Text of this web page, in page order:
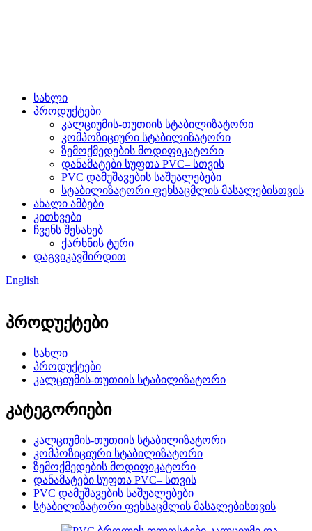
სახლი
პროდუქტები
კალციუმის-თუთიის სტაბილიზატორი
კომპოზიციური სტაბილიზატორი
ზემოქმედების მოდიფიკატორი
დანამატები სუფთა PVC– სთვის
PVC დამუშავების საშუალებები
სტაბილიზატორი ფეხსაცმლის მასალებისთვის
ახალი ამბები
კითხვები
ჩვენს შესახებ
ქარხნის ტური
დაგვიკავშირდით
English
პროდუქტები
სახლი
პროდუქტები
კალციუმის-თუთიის სტაბილიზატორი
კატეგორიები
კალციუმის-თუთიის სტაბილიზატორი
კომპოზიციური სტაბილიზატორი
ზემოქმედების მოდიფიკატორი
დანამატები სუფთა PVC– სთვის
PVC დამუშავების საშუალებები
სტაბილიზატორი ფეხსაცმლის მასალებისთვის